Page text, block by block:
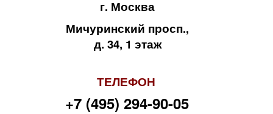
г. Москва
Мичуринский просп.,
д. 34, 1 этаж
ТЕЛЕФОН
+7 (495) 294-90-05